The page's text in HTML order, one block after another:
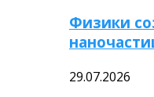
Физики
29.07.2026